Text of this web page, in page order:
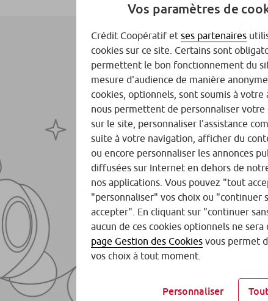
Ce
Vos paramètres de
Crédit Coopératif et ses partenaires
cookies sur ce site. Certains sont
permettent le bon fonctionnement du
mesure d'audience de manière
cookies, optionnels, sont soumis à votre
nous permettent de personnaliser votre
sur le site, personnaliser l'assistance
suite à votre navigation, afficher du
ou encore personnaliser les annonces
diffusées sur Internet en dehors de
nos applications. Vous pouvez "tout
"personnaliser" vos choix ou "continuer
accepter". En cliquant sur "continuer
aucun de ces cookies optionnels ne sera
page Gestion des Cookies vous permet
vos choix à tout moment.
Personnaliser